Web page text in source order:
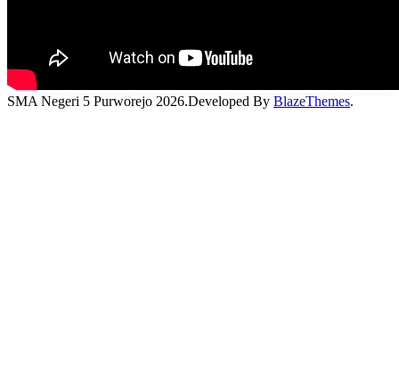
SMA Negeri 5 Purworejo 2026.Developed By BlazeThemes.